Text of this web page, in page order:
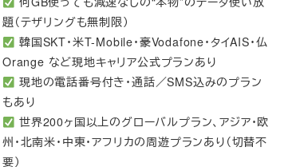
題（テザリングも無制限）
韓国SKT・米T-Mobile・豪Vodafone・タイAIS・仏
Orange など現地キャリア公式プランあり
現地の電話番号付き・通話／SMS込みのプラン
もあり
世界200ヶ国以上のグローバルプラン、アジア・欧
州・北南米・中東・アフリカの周遊プランあり（切替不
要）